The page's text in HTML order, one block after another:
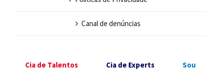
Canal de denúncias
Cia de Talentos Cia de Experts
Sou